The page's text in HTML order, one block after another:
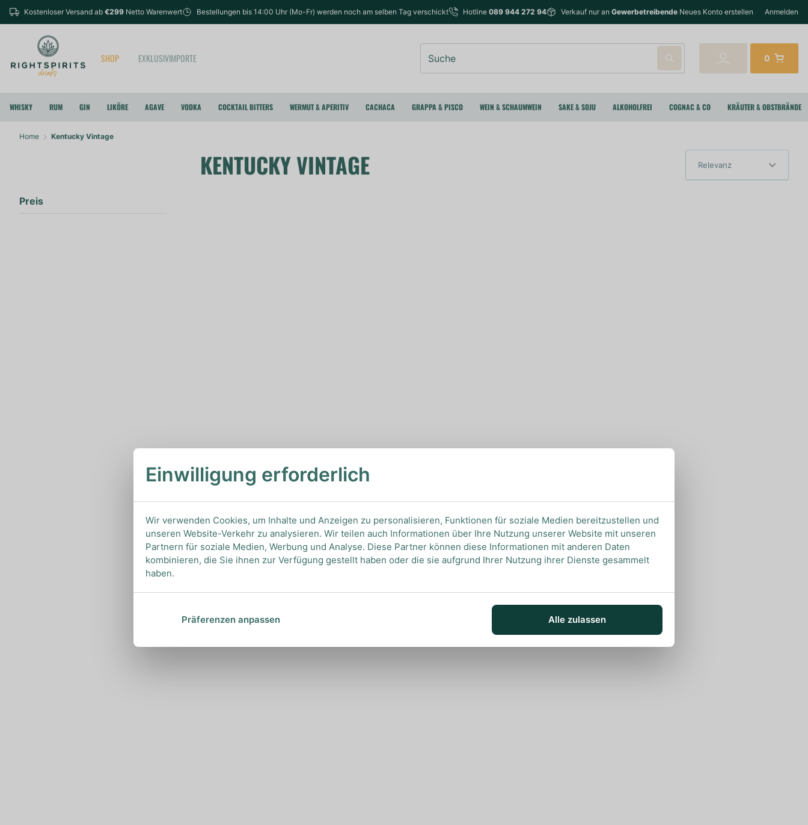
Kostenloser Versand ab €299 Netto Warenwert Bestellungen bis 14:00 Uhr (Mo-Fr) werden noch am selben Tag verschickt Hotline 089 944 272 94 Verkauf nur an Gewerbetreibende Neues Konto erstellen Anmelden
SHOP EXKLUSIVIMPORTE 0
WHISKY RUM GIN LIKÖRE AGAVE VODKA COCKTAIL BITTERS WERMUT & APERITIV CACHACA GRAPPA & PISCO WEIN & SCHAUMWEIN SAKE & SOJU ALKOHOLFREI COGNAC & CO KRÄUTER & OBSTBRÄNDE
Home Kentucky Vintage
Preis
KENTUCKY VINTAGE
Einwilligung erforderlich
Wir verwenden Cookies, um Inhalte und Anzeigen zu personalisieren, Funktionen für soziale Medien bereitzustellen und
unseren Website-Verkehr zu analysieren. Wir teilen auch Informationen über Ihre Nutzung unserer Website mit unseren
Partnern für soziale Medien, Werbung und Analyse. Diese Partner können diese Informationen mit anderen Daten
kombinieren, die Sie ihnen zur Verfügung gestellt haben oder die sie aufgrund Ihrer Nutzung ihrer Dienste gesammelt
haben.
Präferenzen anpassen Alle zulassen